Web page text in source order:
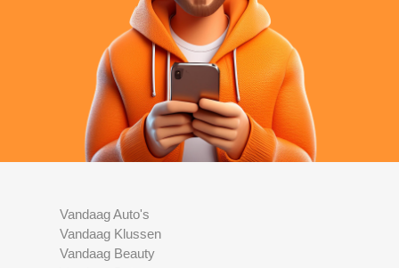
Vandaag Auto's
Vandaag Klussen
Vandaag Beauty